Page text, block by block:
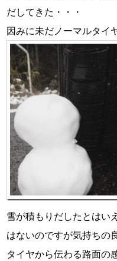
だしてきた・・・
因みに未だノーマルタイ
雪が積もりだしたとはい
はないのですが気持ちの
タイヤから伝わる路面の